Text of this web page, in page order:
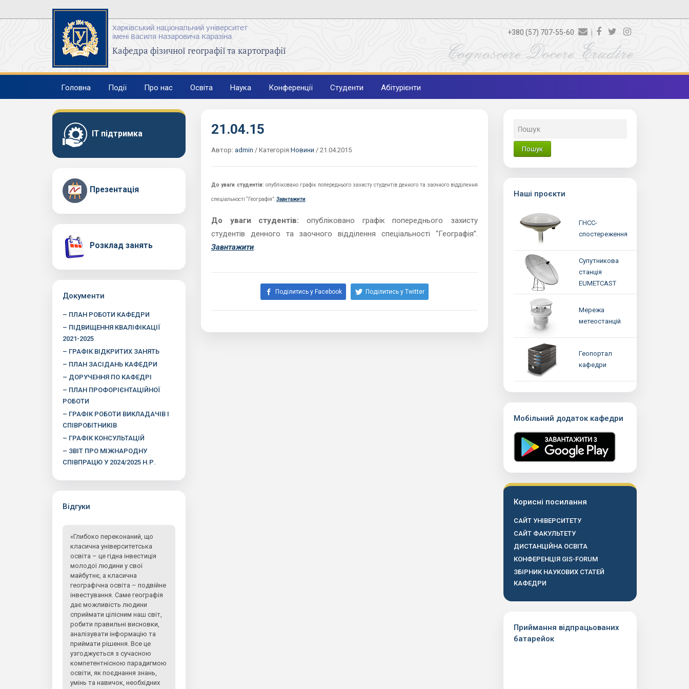
Харківський національний університет
імені Василя Назаровича Каразіна
Кафедра фізичної географії та картографії
+380 (57) 707-55-60
Cognoscere Docere Erudire
Головна Події Про нас Освіта Наука Конференції Студенти Абітурієнти
IT підтримка
Презентація
Розклад занять
Документи
– ПЛАН РОБОТИ КАФЕДРИ
– ПІДВИЩЕННЯ КВАЛІФІКАЦІЇ
2021-2025
– ГРАФІК ВІДКРИТИХ ЗАНЯТЬ
– ПЛАН ЗАСІДАНЬ КАФЕДРИ
– ДОРУЧЕННЯ ПО КАФЕДРІ
– ПЛАН ПРОФОРІЄНТАЦІЙНОЇ
РОБОТИ
– ГРАФІК РОБОТИ ВИКЛАДАЧІВ І
СПІВРОБІТНИКІВ
– ГРАФІК КОНСУЛЬТАЦІЙ
– ЗВІТ ПРО МІЖНАРОДНУ
СПІВПРАЦЮ У 2024/2025 Н.Р.
Відгуки
«Глибоко переконаний, що
класична університетська
освіта – це гідна інвестиція
молодої людини у свої
майбутнє, а класична
географічна освіта – подвійне
інвестування. Саме географія
дає можливість людини
сприймати цілісним наш світ,
робити правильні висновки,
аналізувати інформацію та
приймати рішення. Все це
узгоджується з сучасною
компетентнісною парадигмою
освіти, як поєднання знань,
умінь та навичок, необхідних
21.04.15
Автор: admin / Категорія:Новини / 21.04.2015
До уваги студентів: опубліковано графік попереднього захисту студентів денного та заочного відділення
спеціальності “Географія”. Завнтажити.
До уваги студентів: опубліковано графік попереднього захисту
студентів денного та заочного відділення спеціальності “Географія”.
Завнтажити.
Поділитись у Facebook Поділитись у Twitter
Наші проєкти
ГНСС-
спостереження
Супутникова
станція
EUMETCAST
Мережа
метеостанцій
Геопортал
кафедри
Мобільний додаток кафедри
Корисні посилання
САЙТ УНІВЕРСИТЕТУ
САЙТ ФАКУЛЬТЕТУ
ДИСТАНЦІЙНА ОСВІТА
КОНФЕРЕНЦІЯ GIS-FORUM
ЗБІРНИК НАУКОВИХ СТАТЕЙ
КАФЕДРИ
Приймання відпрацьованих
батарейок